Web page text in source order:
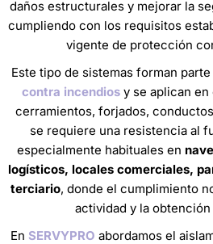
daños estructurales y mejorar la
cumpliendo con los requisitos
vigente de protección
Este tipo de sistemas forman parte
contra incendios y se aplican
cerramientos, forjados,
se requiere una resistencia al
especialmente habituales en
logísticos, locales comerciales,
terciario, donde el cumplimiento
actividad y la
En SERVYPRO abordamos el